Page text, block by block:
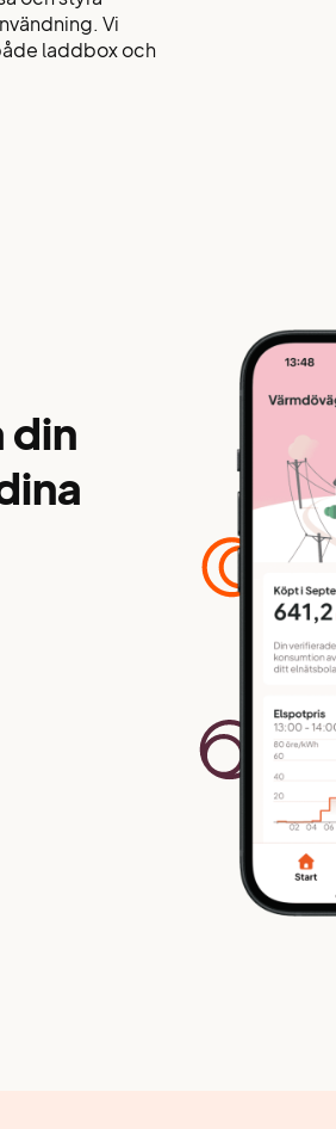
Vi
laddbox och
din